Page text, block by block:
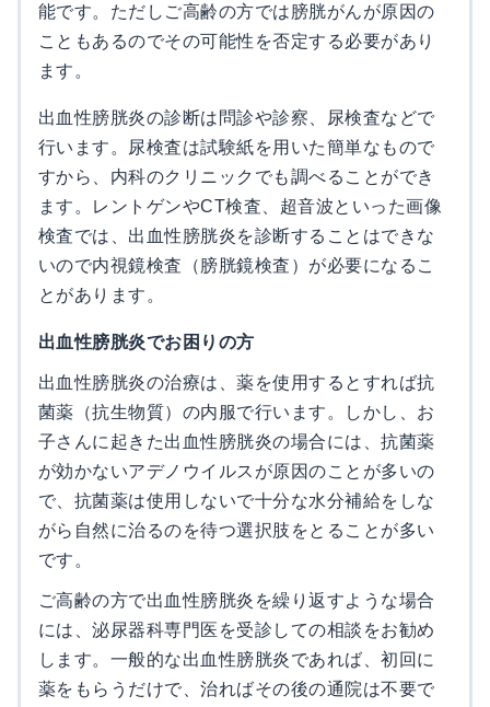
能です。ただしご高齢の方では膀胱がんが原因の
こともあるのでその可能性を否定する必要があり
ます。
出血性膀胱炎の診断は問診や診察、尿検査などで
行います。尿検査は試験紙を用いた簡単なもので
すから、内科のクリニックでも調べることができ
ます。レントゲンやCT検査、超音波といった画像
検査では、出血性膀胱炎を診断することはできな
いので内視鏡検査（膀胱鏡検査）が必要になるこ
とがあります。
出血性膀胱炎でお困りの方
出血性膀胱炎の治療は、薬を使用するとすれば抗
菌薬（抗生物質）の内服で行います。しかし、お
子さんに起きた出血性膀胱炎の場合には、抗菌薬
が効かないアデノウイルスが原因のことが多いの
で、抗菌薬は使用しないで十分な水分補給をしな
がら自然に治るのを待つ選択肢をとることが多い
です。
ご高齢の方で出血性膀胱炎を繰り返すような場合
には、泌尿器科専門医を受診しての相談をお勧め
します。一般的な出血性膀胱炎であれば、初回に
薬をもらうだけで、治ればその後の通院は不要で